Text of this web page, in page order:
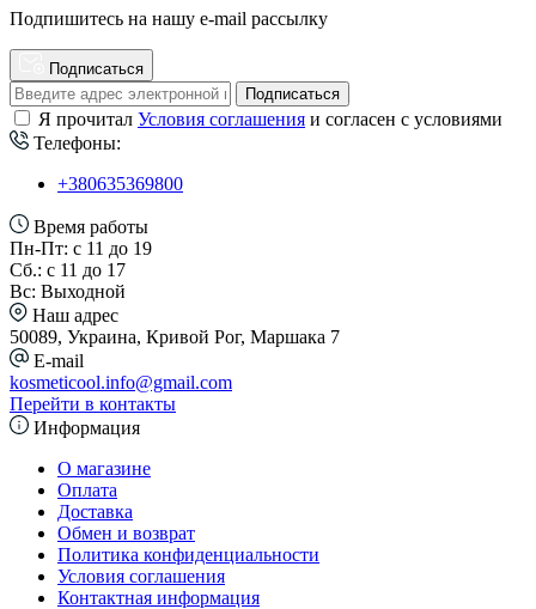
Подпишитесь на нашу e-mail рассылку
Подписаться
Подписаться
Я прочитал Условия соглашения и согласен с условиями
Телефоны:
+380635369800
Время работы
Пн-Пт: с 11 до 19
Сб.: с 11 до 17
Вс: Выходной
Наш адрес
50089, Украина, Кривой Рог, Маршака 7
E-mail
kosmeticool.info@gmail.com
Перейти в контакты
Информация
О магазине
Оплата
Доставка
Обмен и возврат
Политика конфиденциальности
Условия соглашения
Контактная информация